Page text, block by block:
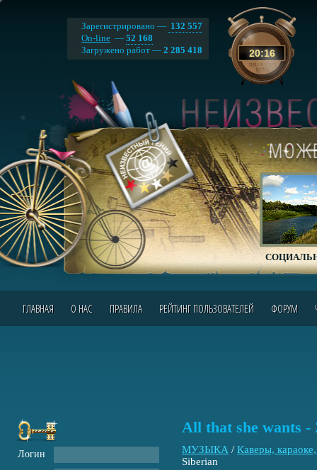
20:16
Зарегистрировано — 132 557
On-line — 52 168
Загружено работ — 2 285 418
ГЛАВНАЯ О НАС ПРАВИЛА РЕЙТИНГ ПОЛЬЗОВАТЕЛЕЙ ФОРУМ
All that she wants
МУЗЫКА / Каверы,
Siberian
Логин